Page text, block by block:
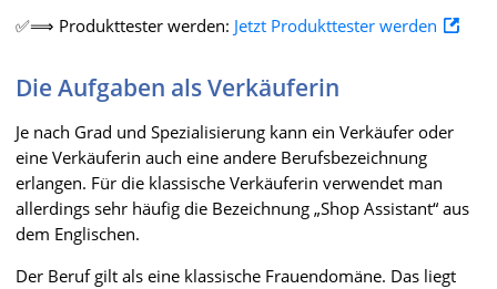
✅⟹ Produkttester werden: Jetzt Produkttester werden
Die Aufgaben als Verkäuferin
Je nach Grad und Spezialisierung kann ein Verkäufer oder
eine Verkäuferin auch eine andere Berufsbezeichnung
erlangen. Für die klassische Verkäuferin verwendet man
allerdings sehr häufig die Bezeichnung „Shop Assistant“ aus
dem Englischen.
Der Beruf gilt als eine klassische Frauendomäne. Das liegt